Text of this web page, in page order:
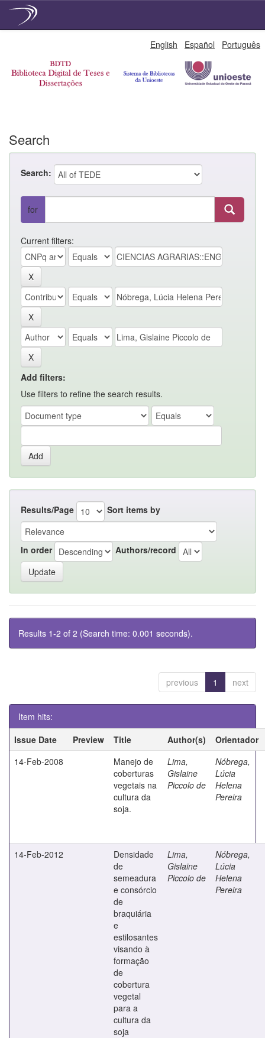
English Español Português
Search
Search:
for
Current filters:
Add filters:
Use filters to refine the search results.
Results/Page Sort items by
In order Authors/record
Results 1-2 of 2 (Search time: 0.001 seconds).
previous 1 next
Item hits:
Issue Date
Preview Title Author(s)
Orientador
14-Feb-2008
Manejo de
coberturas
vegetais na
cultura da
soja.
Lima,
Gislaine
Piccolo de
Nóbrega,
Lúcia
Helena
Pereira
14-Feb-2012
Densidade
de
semeadura
e consórcio
de
braquiária
e
estilosantes
visando à
formação
de
cobertura
vegetal
para a
cultura da
soja
Lima,
Gislaine
Piccolo de
Nóbrega,
Lúcia
Helena
Pereira